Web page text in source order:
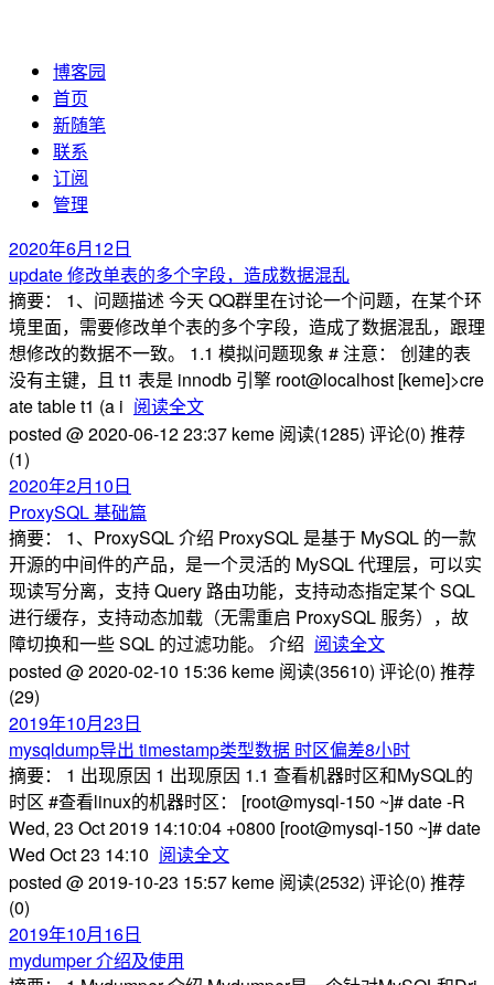
博客园
首页
新随笔
联系
订阅
管理
2020年6月12日
update 修改单表的多个字段，造成数据混乱
摘要： 1、问题描述 今天 QQ群里在讨论一个问题，在某个环
境里面，需要修改单个表的多个字段，造成了数据混乱，跟理
想修改的数据不一致。 1.1 模拟问题现象 # 注意： 创建的表
没有主键，且 t1 表是 innodb 引擎 root@localhost [keme]>cre
ate table t1 (a i 阅读全文
posted @ 2020-06-12 23:37 keme 阅读(1285) 评论(0) 推荐
(1)
2020年2月10日
ProxySQL 基础篇
摘要： 1、ProxySQL 介绍 ProxySQL 是基于 MySQL 的一款
开源的中间件的产品，是一个灵活的 MySQL 代理层，可以实
现读写分离，支持 Query 路由功能，支持动态指定某个 SQL
进行缓存，支持动态加载（无需重启 ProxySQL 服务），故
障切换和一些 SQL 的过滤功能。 介绍 阅读全文
posted @ 2020-02-10 15:36 keme 阅读(35610) 评论(0) 推荐
(29)
2019年10月23日
mysqldump导出 timestamp类型数据 时区偏差8小时
摘要： 1 出现原因 1 出现原因 1.1 查看机器时区和MySQL的
时区 #查看linux的机器时区： [root@mysql-150 ~]# date -R
Wed, 23 Oct 2019 14:10:04 +0800 [root@mysql-150 ~]# date
Wed Oct 23 14:10 阅读全文
posted @ 2019-10-23 15:57 keme 阅读(2532) 评论(0) 推荐
(0)
2019年10月16日
mydumper 介绍及使用